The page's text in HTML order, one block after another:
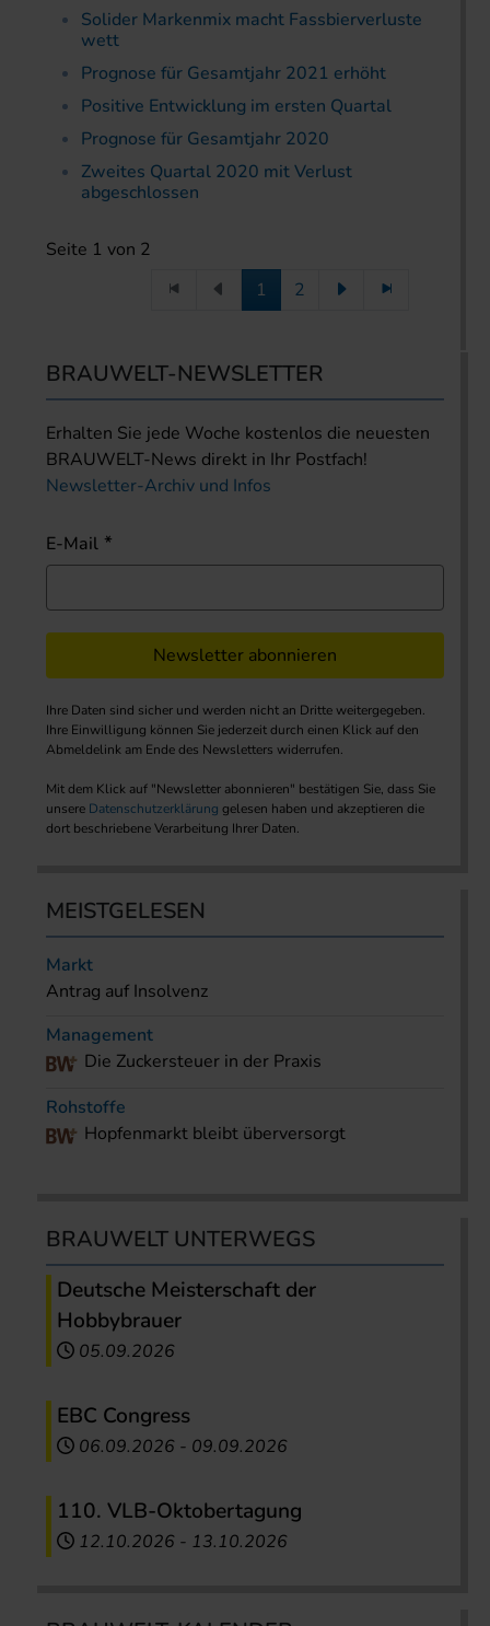
Solider Markenmix macht Fassbierverluste
wett
Prognose für Gesamtjahr 2021 erhöht
Positive Entwicklung im ersten Quartal
Prognose für Gesamtjahr 2020
Zweites Quartal 2020 mit Verlust
abgeschlossen
Seite 1 von 2
1
2
BRAUWELT-NEWSLETTER
Erhalten Sie jede Woche kostenlos die neuesten
BRAUWELT-News direkt in Ihr Postfach!
Newsletter-Archiv und Infos
E-Mail
Newsletter abonnieren
Ihre Daten sind sicher und werden nicht an Dritte weitergegeben.
Ihre Einwilligung können Sie jederzeit durch einen Klick auf den
Abmeldelink am Ende des Newsletters widerrufen.
Mit dem Klick auf "Newsletter abonnieren" bestätigen Sie, dass Sie
unsere Datenschutzerklärung gelesen haben und akzeptieren die
dort beschriebene Verarbeitung Ihrer Daten.
MEISTGELESEN
Markt
Antrag auf Insolvenz
Management
Die Zuckersteuer in der Praxis
Rohstoffe
Hopfenmarkt bleibt überversorgt
BRAUWELT UNTERWEGS
Deutsche Meisterschaft der
Hobbybrauer
05.09.2026
EBC Congress
06.09.2026 - 09.09.2026
110. VLB-Oktobertagung
12.10.2026 - 13.10.2026